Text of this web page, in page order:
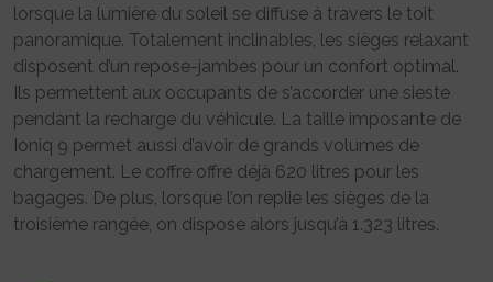
lorsque la lumière du soleil se diffuse à travers le toit
panoramique. Totalement inclinables, les sièges relaxant
disposent d’un repose-jambes pour un confort optimal.
Ils permettent aux occupants de s’accorder une sieste
pendant la recharge du véhicule. La taille imposante de
Ioniq 9 permet aussi d’avoir de grands volumes de
chargement. Le coffre offre déjà 620 litres pour les
bagages. De plus, lorsque l’on replie les sièges de la
troisième rangée, on dispose alors jusqu’à 1.323 litres.